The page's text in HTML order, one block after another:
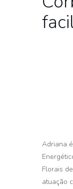
Adriana
Florais
atuação